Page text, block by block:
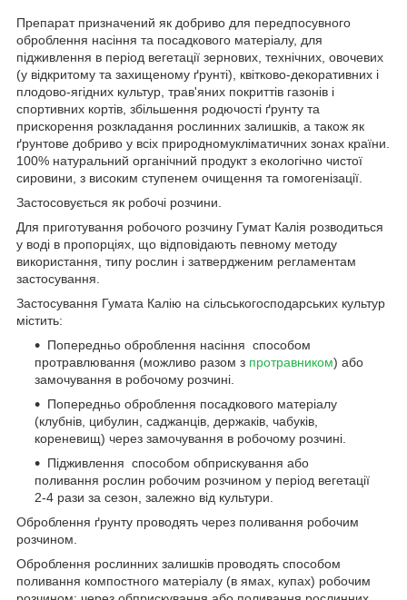
Препарат призначений як добриво для передпосувного
оброблення насіння та посадкового матеріалу, для
підживлення в період вегетації зернових, технічних, овочевих
(у відкритому та захищеному ґрунті), квітково-декоративних і
плодово-ягідних культур, трав'яних покриттів газонів і
спортивних кортів, збільшення родючості ґрунту та
прискорення розкладання рослинних залишків, а також як
ґрунтове добриво у всіх природномукліматичних зонах країни.
100% натуральний органічний продукт з екологічно чистої
сировини, з високим ступенем очищення та гомогенізації.
Застосовується як робочі розчини.
Для приготування робочого розчину Гумат Калія розводиться
у воді в пропорціях, що відповідають певному методу
використання, типу рослин і затвердженим регламентам
застосування.
Застосування Гумата Калію на сільськогосподарських культур
містить:
Попередньо оброблення насіння способом
протравлювання (можливо разом з протравником) або
замочування в робочому розчині.
Попередньо оброблення посадкового матеріалу
(клубнів, цибулин, саджанців, держаків, чабуків,
кореневищ) через замочування в робочому розчині.
Підживлення способом обприскування або
поливання рослин робочим розчином у період вегетації
2-4 рази за сезон, залежно від культури.
Оброблення ґрунту проводять через поливання робочим
розчином.
Оброблення рослинних залишків проводять способом
поливання компостного матеріалу (в ямах, купах) робочим